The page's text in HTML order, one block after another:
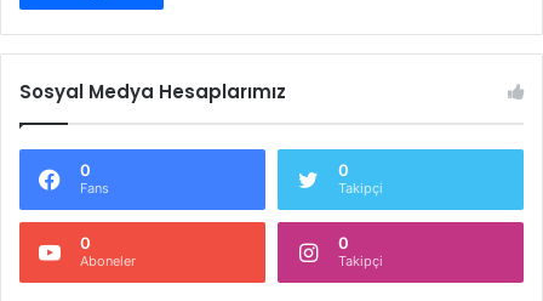
Sosyal Medya Hesaplarımız
0
Fans
0
Takipçi
0
Aboneler
0
Takipçi